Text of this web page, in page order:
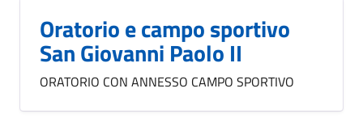
Oratorio e campo sportivo
San Giovanni Paolo II
ORATORIO CON ANNESSO CAMPO SPORTIVO